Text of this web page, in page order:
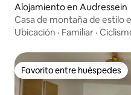
Alojamiento en Audressein
Casa de montaña de estilo
preciosas
Ubicación · Familiar ·
Favorito entre huéspedes
Favorito entre huéspedes